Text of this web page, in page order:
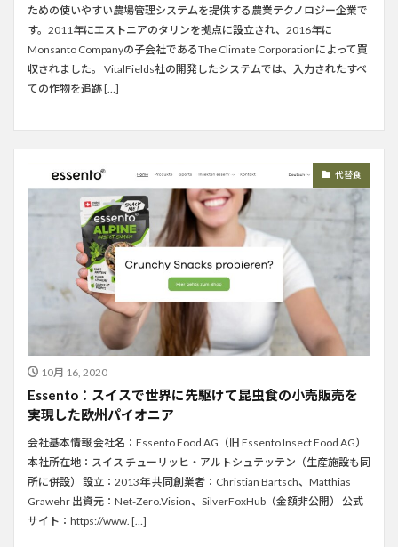
ための使いやすい農場管理システムを提供する農業テクノロジー企業で
す。2011年にエストニアのタリンを拠点に設立され、2016年に
Monsanto Companyの子会社であるThe Climate Corporationによって買
収されました。 VitalFields社の開発したシステムでは、入力されたすべ
ての作物を追跡 […]
代替食
10月 16, 2020
Essento：スイスで世界に先駆けて昆虫食の小売販売を
実現した欧州パイオニア
会社基本情報 会社名：Essento Food AG（旧 Essento Insect Food AG）
本社所在地：スイス チューリッヒ・アルトシュテッテン（生産施設も同
所に併設） 設立：2013年 共同創業者：Christian Bartsch、Matthias
Grawehr 出資元：Net-Zero.Vision、SilverFoxHub（金額非公開） 公式
サイト：https://www. […]